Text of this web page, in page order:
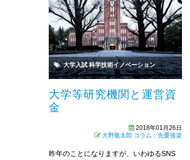
大学入試 科学技術イノベーション
大学等研究機関と運営資
金
2018年01月26日
大野敬太郎 コラム：先憂後楽
昨年のことになりますが、いわゆるSNS